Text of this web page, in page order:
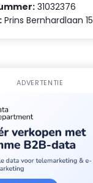
31032376
Prins Bernhardlaan 15
ADVERTENTIE